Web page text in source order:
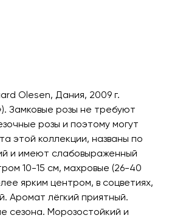
Olesen, Дания, 2009 г.
Замковые розы не требуют
розы и поэтому могут
этой коллекции, названы по
и имеют слабовыраженный
10-15 см, махровые (26-40
ярким центром, в соцветиях,
Аромат лёгкий приятный.
сезона. Морозостойкий и